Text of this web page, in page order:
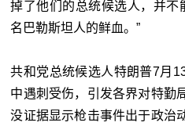
掉了他们的总统候选人，并不
名巴勒斯坦人的鲜血。”
共和党总统候选人特朗普7月
中遇刺受伤，引发各界对特勤
没证据显示枪击事件出于政治